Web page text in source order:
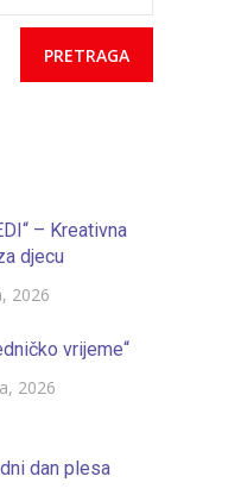
– Kreativna
djecu
2026
vrijeme“
2026
dan plesa